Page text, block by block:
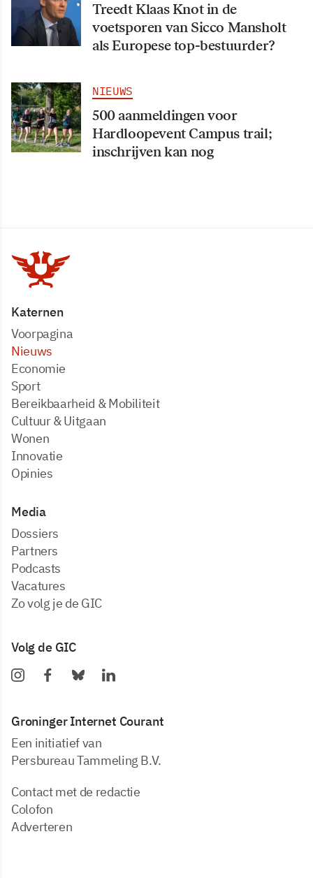
Treedt Klaas Knot in de
voetsporen van Sicco Mansholt
als Europese top-bestuurder?
NIEUWS
500 aanmeldingen voor
Hardloopevent Campus trail;
inschrijven kan nog
Katernen
Voorpagina
Nieuws
Economie
Sport
Bereikbaarheid & Mobiliteit
Cultuur & Uitgaan
Wonen
Innovatie
Opinies
Media
dossiers
partners
podcasts
vacatures
zo volg je de GIC
Volg de GIC
Groninger Internet Courant
Een initiatief van
Persbureau Tammeling B.V.
Contact met de redactie
Colofon
Adverteren